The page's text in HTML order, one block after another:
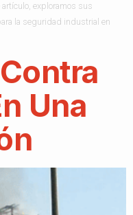
exploramos sus
la seguridad industrial en
Una